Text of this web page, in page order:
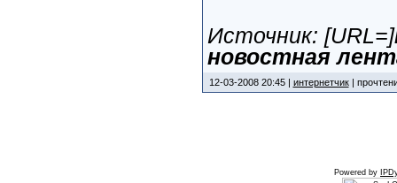
Источник: [URL=]
новостная
12-03-2008 20:45 | интернетчик|
Powered by